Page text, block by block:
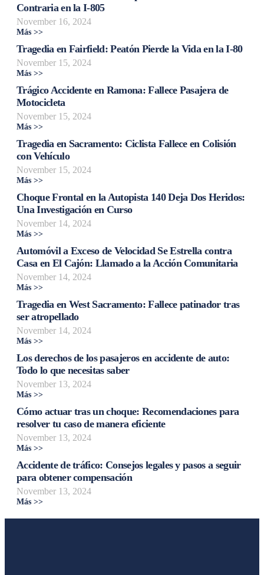
Contraria en la I-805
November 16, 2024
Más >>
Tragedia en Fairfield: Peatón Pierde la Vida en la I-80
November 15, 2024
Más >>
Trágico Accidente en Ramona: Fallece Pasajera de
Motocicleta
November 15, 2024
Más >>
Tragedia en Sacramento: Ciclista Fallece en Colisión
con Vehículo
November 15, 2024
Más >>
Choque Frontal en la Autopista 140 Deja Dos Heridos:
Una Investigación en Curso
November 14, 2024
Más >>
Automóvil a Exceso de Velocidad Se Estrella contra
Casa en El Cajón: Llamado a la Acción Comunitaria
November 14, 2024
Más >>
Tragedia en West Sacramento: Fallece patinador tras
ser atropellado
November 14, 2024
Más >>
Los derechos de los pasajeros en accidente de auto:
Todo lo que necesitas saber
November 13, 2024
Más >>
Cómo actuar tras un choque: Recomendaciones para
resolver tu caso de manera eficiente
November 13, 2024
Más >>
Accidente de tráfico: Consejos legales y pasos a seguir
para obtener compensación
November 13, 2024
Más >>